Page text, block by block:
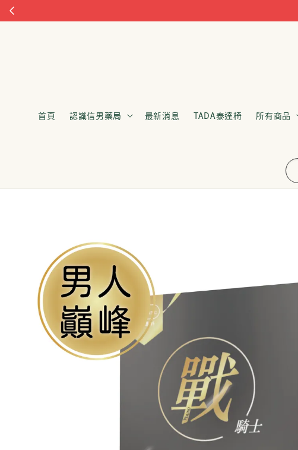
首頁 認識信男藥局 最新消息 TADA泰達椅 所有商品